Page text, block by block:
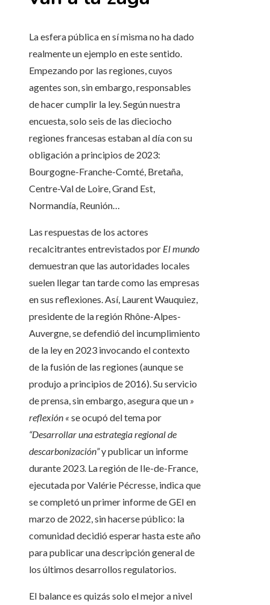
La esfera pública en sí misma no ha dado
realmente un ejemplo en este sentido.
Empezando por las regiones, cuyos
agentes son, sin embargo, responsables
de hacer cumplir la ley. Según nuestra
encuesta, solo seis de las dieciocho
regiones francesas estaban al día con su
obligación a principios de 2023:
Bourgogne-Franche-Comté, Bretaña,
Centre-Val de Loire, Grand Est,
Normandía, Reunión…
Las respuestas de los actores
recalcitrantes entrevistados por El mundo
demuestran que las autoridades locales
suelen llegar tan tarde como las empresas
en sus reflexiones. Así, Laurent Wauquiez,
presidente de la región Rhône-Alpes-
Auvergne, se defendió del incumplimiento
de la ley en 2023 invocando el contexto
de la fusión de las regiones (aunque se
produjo a principios de 2016). Su servicio
de prensa, sin embargo, asegura que un »
reflexión « se ocupó del tema por
“Desarrollar una estrategia regional de
descarbonización”y publicar un informe
durante 2023. La región de Ile-de-France,
ejecutada por Valérie Pécresse, indica que
se completó un primer informe de GEI en
marzo de 2022, sin hacerse público: la
comunidad decidió esperar hasta este año
para publicar una descripción general de
los últimos desarrollos regulatorios.
El balance es quizás solo el mejor a nivel